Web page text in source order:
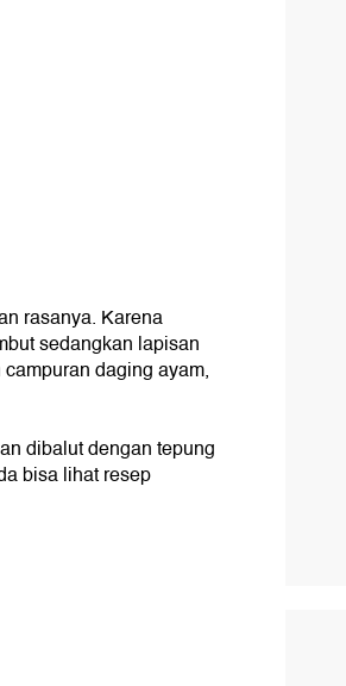
rasanya. Karena
sedangkan lapisan
daging ayam,
dibalut dengan tepung
bisa lihat resep